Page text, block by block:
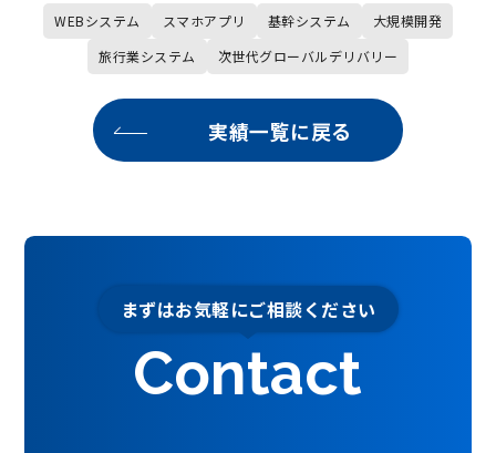
WEBシステム スマホアプリ 基幹システム
大規模開発
旅行業システム
次世代グローバルデリバリー
実績一覧に戻る
まずはお気軽にご相談ください
Contact